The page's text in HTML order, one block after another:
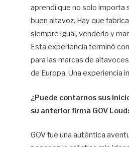
aprendí que no solo importa
buen altavoz. Hay que
siempre igual, venderlo y
Esta experiencia terminó
para las marcas de
de Europa. Una experiencia
¿Puede contarnos sus
su anterior firma GOV
GOV fue una auténtica